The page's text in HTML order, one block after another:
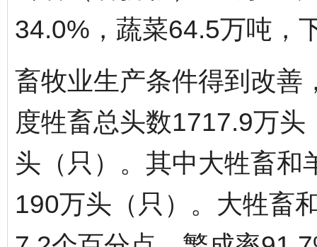
34.0%，蔬菜64.5万吨，
畜牧业生产条件得到改善
度牲畜总头数1717.9万
头（只）。其中大牲畜和
190万头（只）。大牲畜